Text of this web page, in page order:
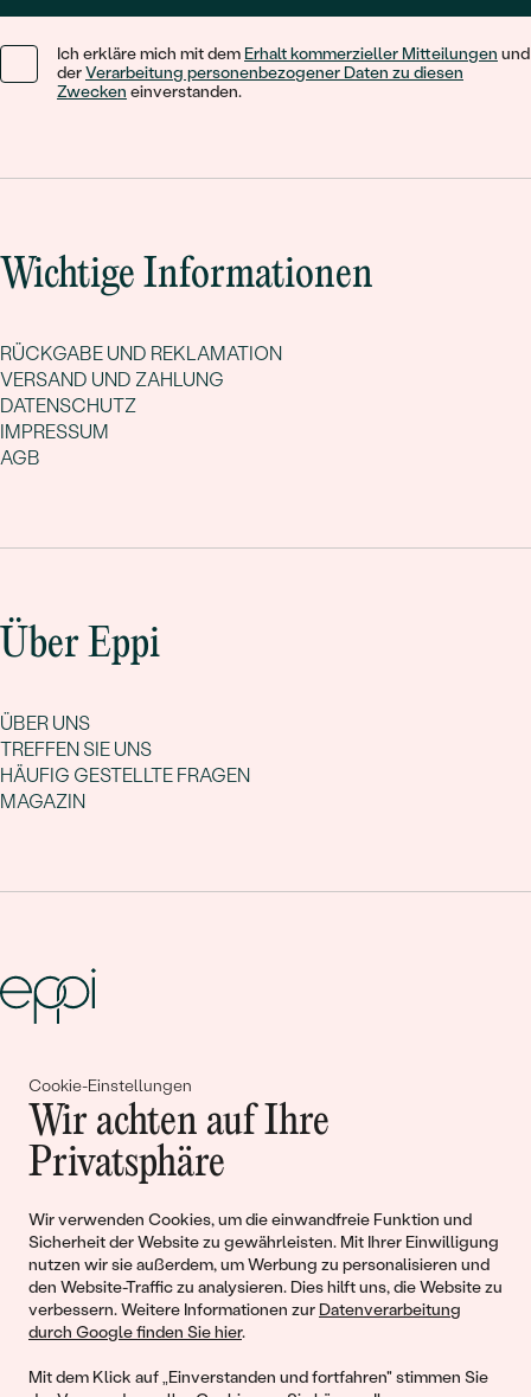
Cookie-Einstellungen
Wir achten auf Ihre
Privatsphäre
Wir verwenden Cookies, um die einwandfreie Funktion und
Sicherheit der Website zu gewährleisten. Mit Ihrer Einwilligung
nutzen wir sie außerdem, um Werbung zu personalisieren und
den Website-Traffic zu analysieren. Dies hilft uns, die Website zu
verbessern. Weitere Informationen zur Datenverarbeitung
durch Google finden Sie hier.
Mit dem Klick auf „Einverstanden und fortfahren" stimmen Sie
Ich erkläre mich mit dem Erhalt kommerzieller Mitteilungen und
derVerarbeitung personenbezogener Daten zu diesen
Zwecken einverstanden.
Wichtige Informationen
RÜCKGABE UND REKLAMATION
VERSAND UND ZAHLUNG
DATENSCHUTZ
IMPRESSUM
AGB
Über Eppi
ÜBER UNS
TREFFEN SIE UNS
HÄUFIG GESTELLTE FRAGEN
MAGAZIN
Gemeinsam erschaffen wir
Geschichten von Schönheit und
Liebe
Begleiten Sie uns!